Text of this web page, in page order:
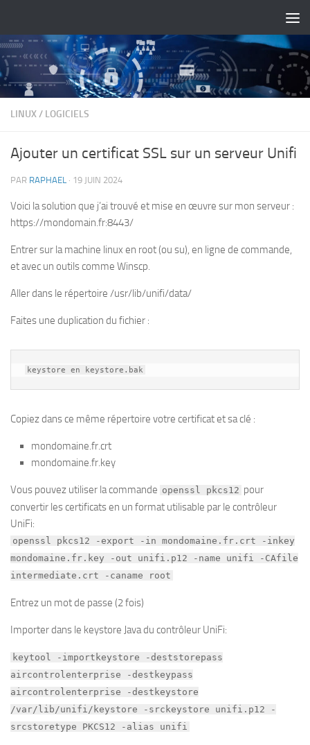
LINUX/ LOGICIELS
Ajouter un certificat SSL sur un serveur Unifi
PAR RAPHAEL · 19 JUIN 2024
Voici la solution que j’ai trouvé et mise en œuvre sur mon serveur :
https://mondomain.fr:8443/
Entrer sur la machine linux en root (ou su), en ligne de commande,
et avec un outils comme Winscp.
Aller dans le répertoire /usr/lib/unifi/data/
Faites une duplication du fichier :
keystore en keystore.bak
Copiez dans ce même répertoire votre certificat et sa clé :
mondomaine.fr.crt
mondomaine.fr.key
Vous pouvez utiliser la commande openssl pkcs12 pour
convertir les certificats en un format utilisable par le contrôleur
UniFi:
openssl pkcs12 -export -in mondomaine.fr.crt -inkey
mondomaine.fr.key -out unifi.p12 -name unifi -CAfile
intermediate.crt -caname root
Entrez un mot de passe (2 fois)
Importer dans le keystore Java du contrôleur UniFi:
keytool -importkeystore -deststorepass
aircontrolenterprise -destkeypass
aircontrolenterprise -destkeystore
/var/lib/unifi/keystore -srckeystore unifi.p12 -
srcstoretype PKCS12 -alias unifi